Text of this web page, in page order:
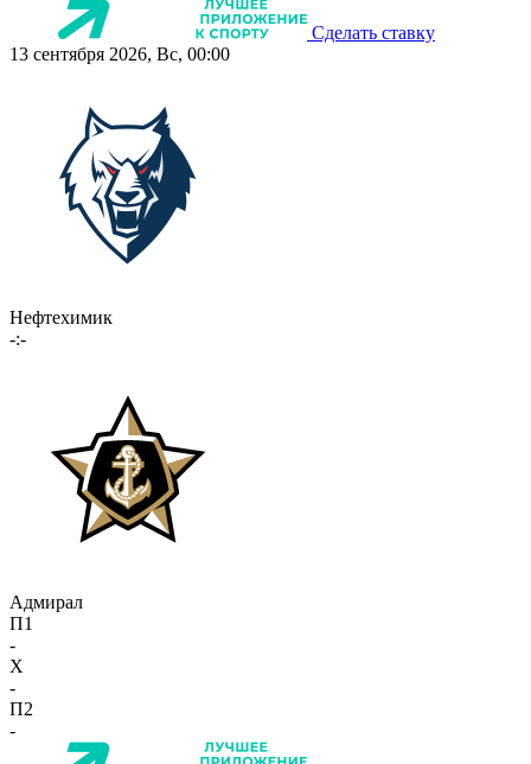
Сделать ставку
13 сентября 2026, Вс, 00:00
Нефтехимик
-:-
Адмирал
П1
-
X
-
П2
-